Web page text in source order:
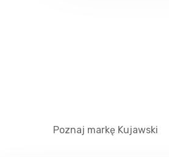
Poznaj markę Kujawski